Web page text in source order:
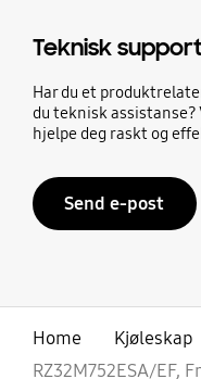
Teknisk support
Har du et
du teknisk assistanse?
hjelpe deg raskt og
Send e-post
Home
Kjøleskap
RZ32M752ESA/EF,